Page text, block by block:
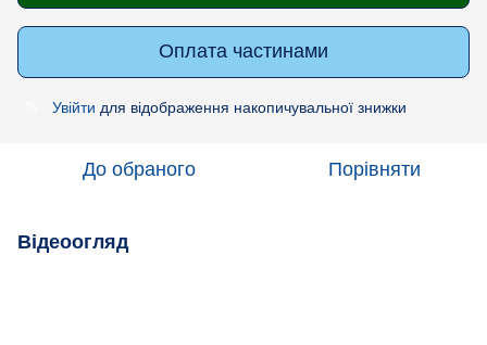
Оплата частинами
Увійти для відображення накопичувальної знижки
До обраного Порівняти
Відеоогляд